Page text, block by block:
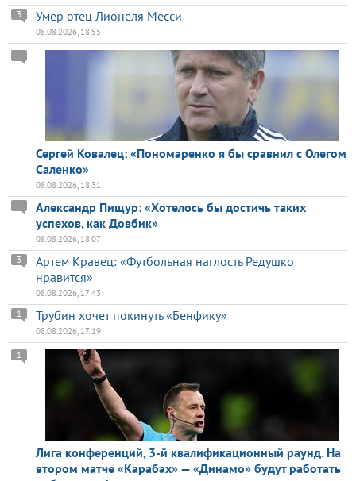
Умер отец Лионеля Месси
3
08.08.2026, 18:55
Сергей Ковалец: «Пономаренко я бы сравнил с Олегом
Саленко»
08.08.2026, 18:31
Александр Пищур: «Хотелось бы достичь таких
успехов, как Довбик»
08.08.2026, 18:07
Артем Кравец: «Футбольная наглость Редушко
нравится»
3
08.08.2026, 17:43
Трубин хочет покинуть «Бенфику»
1
08.08.2026, 17:19
Лига конференций, 3-й квалификационный раунд. На
втором матче «Карабах» — «Динамо» будут работать
1